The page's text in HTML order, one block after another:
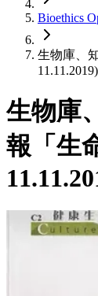
Bioethics
生物庫、
11.11.2019)
生物庫
報「生